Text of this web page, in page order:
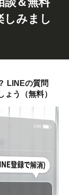
しみまし
LINEの質問
う（無料）